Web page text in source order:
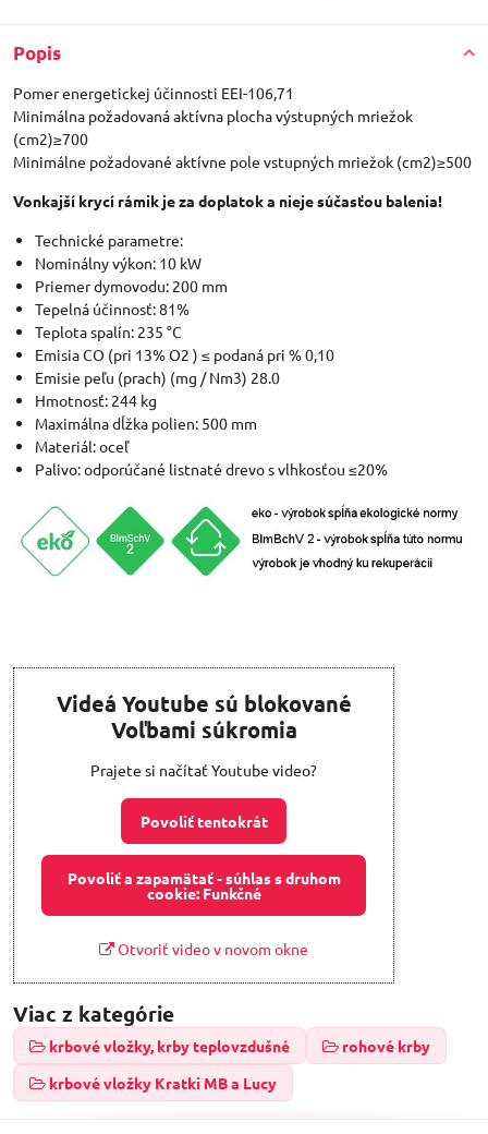
Popis
Pomer energetickej účinnosti EEI-106,71
Minimálna požadovaná aktívna plocha výstupných mriežok
(cm2)≥700
Minimálne požadované aktívne pole vstupných mriežok (cm2)≥500
Vonkajší krycí rámik je za doplatok a nieje súčasťou balenia!
Technické parametre:
Nominálny výkon: 10 kW
Priemer dymovodu: 200 mm
Tepelná účinnosť: 81%
Teplota spalín: 235 °C
Emisia CO (pri 13% O2 ) ≤ podaná pri % 0,10
Emisie peľu (prach) (mg / Nm3) 28.0
Hmotnosť: 244 kg
Maximálna dĺžka polien: 500 mm
Materiál: oceľ
Palivo: odporúčané listnaté drevo s vlhkosťou ≤20%
Videá Youtube sú blokované
Voľbami súkromia
Prajete si načítať Youtube video?
Povoliť tentokrát
Povoliť a zapamätať - súhlas s druhom
cookie: Funkčné
Otvoriť video v novom okne
Viac z kategórie
krbové vložky, krby teplovzdušné
rohové krby
krbové vložky Kratki MB a Lucy